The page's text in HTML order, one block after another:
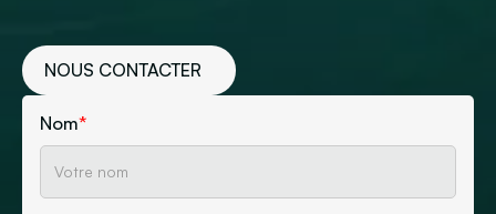
NOUS CONTACTER
Nom*